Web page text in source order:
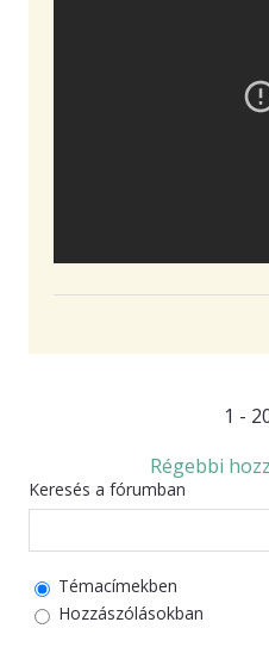
1 -
Régebbi
Keresés a fórumban
Témacímekben
Hozzászólásokban